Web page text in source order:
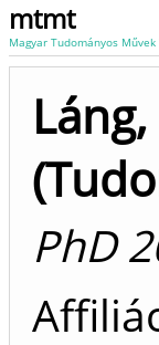
mtmt
Magyar Tudományos Művek
PhD